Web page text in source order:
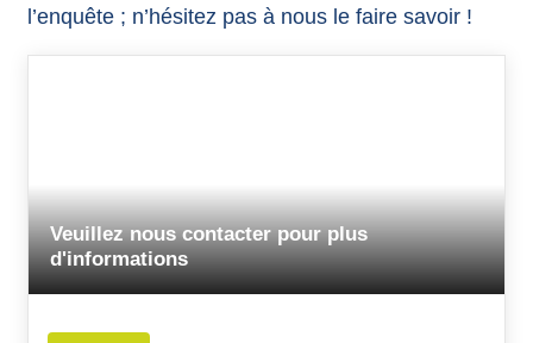
l’enquête ; n’hésitez pas à nous le faire savoir !
Veuillez nous contacter pour plus
d'informations